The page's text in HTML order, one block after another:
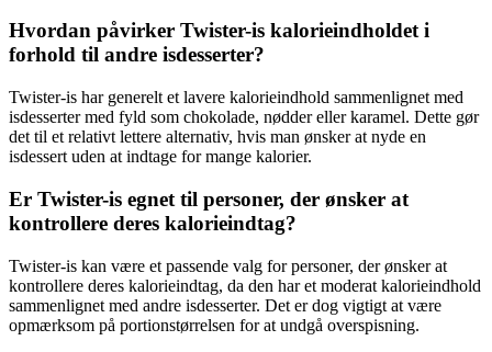
Hvordan påvirker Twister-is kalorieindholdet i
forhold til andre isdesserter?
Twister-is har generelt et lavere kalorieindhold sammenlignet med
isdesserter med fyld som chokolade, nødder eller karamel. Dette gør
det til et relativt lettere alternativ, hvis man ønsker at nyde en
isdessert uden at indtage for mange kalorier.
Er Twister-is egnet til personer, der ønsker at
kontrollere deres kalorieindtag?
Twister-is kan være et passende valg for personer, der ønsker at
kontrollere deres kalorieindtag, da den har et moderat kalorieindhold
sammenlignet med andre isdesserter. Det er dog vigtigt at være
opmærksom på portionstørrelsen for at undgå overspisning.